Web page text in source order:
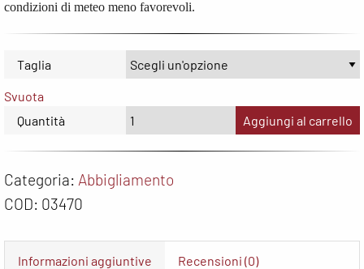
condizioni di meteo meno favorevoli.
Taglia
Svuota
Quantità
Aggiungi al carrello
Categoria: Abbigliamento
COD: 03470
Informazioni aggiuntive Recensioni (0)